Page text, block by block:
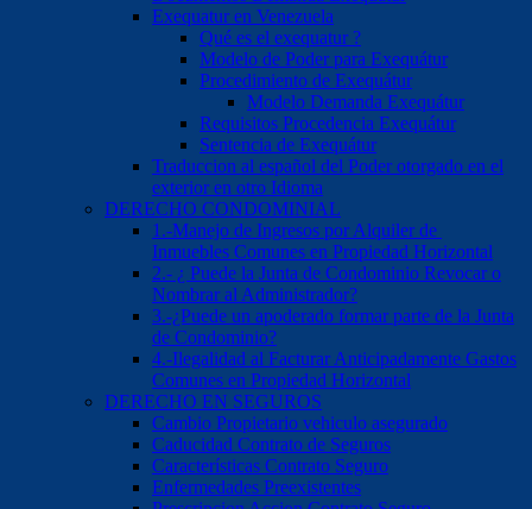
Exequatur en Venezuela
Qué es el exequatur ?
Modelo de Poder para Exequátur
Procedimiento de Exequátur
Modelo Demanda Exequátur
Requisitos Procedencia Exequátur
Sentencia de Exequátur
Traduccion al español del Poder otorgado en el
exterior en otro Idioma
DERECHO CONDOMINIAL
1.-Manejo de Ingresos por Alquiler de
Inmuebles Comunes en Propiedad Horizontal
2.- ¿ Puede la Junta de Condominio Revocar o
Nombrar al Administrador?
3.-¿Puede un apoderado formar parte de la Junta
de Condominio?
4.-Ilegalidad al Facturar Anticipadamente Gastos
Comunes en Propiedad Horizontal
DERECHO EN SEGUROS
Cambio Propietario vehiculo asegurado
Caducidad Contrato de Seguros
Características Contrato Seguro
Enfermedades Preexistentes